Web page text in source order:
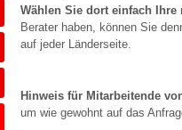
Wählen Sie dort einfach Ihre
Berater haben, können Sie
auf jeder Länderseite.
Hinweis für Mitarbeitende
um wie gewohnt auf das